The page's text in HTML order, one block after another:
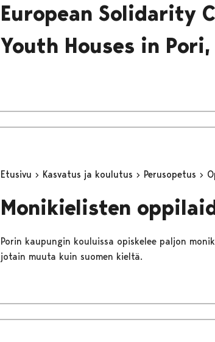
European Solidarity
Youth Houses in
Etusivu Kasvatus ja koulutus Perusopetus
Monikielisten
Porin kaupungin kouluissa opiskelee paljon
jotain muuta kuin suomen kieltä.